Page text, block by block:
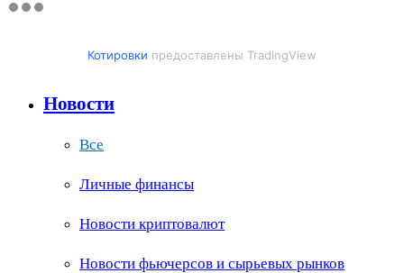
Котировки предоставлены TradingView
Новости
Все
Личные финансы
Новости криптовалют
Новости фьючерсов и сырьевых рынков